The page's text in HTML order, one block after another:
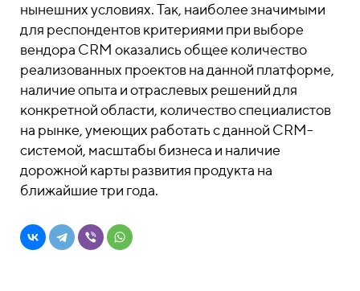
нынешних условиях. Так, наиболее значимыми
для респондентов критериями при выборе
вендора CRM оказались общее количество
реализованных проектов на данной платформе,
наличие опыта и отраслевых решений для
конкретной области, количество специалистов
на рынке, умеющих работать с данной CRM-
системой, масштабы бизнеса и наличие
дорожной карты развития продукта на
ближайшие три года.